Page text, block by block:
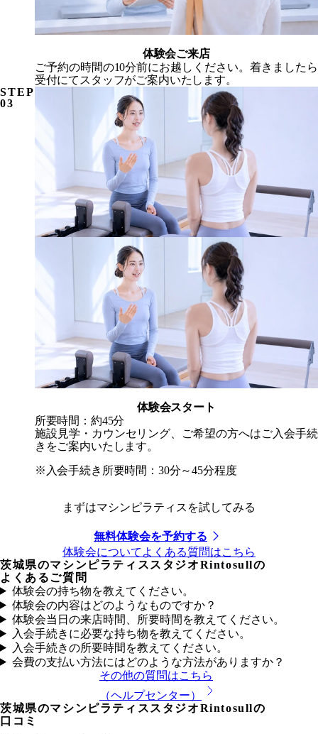
体験会ご来店
ご予約の時間の10分前にお越しください。着きましたら
受付にてスタッフがご案内いたします。
STEP
03
体験会スタート
所要時間：約45分
施設見学・カウンセリング、ご希望の方へはご入会手続
きをご案内いたします。
※入会手続き所要時間：30分～45分程度
まずはマシンピラティスを試してみる
無料体験会を予約する
体験会についてよくある質問はこちら
茨城県のマシンピラティススタジオRintosullの
よくあるご質問
体験会の持ち物を教えてください。
体験会の内容はどのようなものですか？
体験会当日の来店時間、所要時間を教えてください。
入会手続きに必要な持ち物を教えてください。
入会手続きの所要時間を教えてください。
会費の支払い方法にはどのような方法がありますか？
その他の質問はこちら
（ヘルプセンター）
茨城県のマシンピラティススタジオRintosullの
口コミ